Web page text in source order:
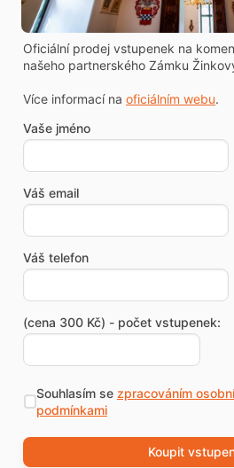
Oficiální prodej vstupenek na
našeho partnerského Zámku
Více informací na oficiálním webu.
Vaše jméno
Váš email
Váš telefon
(cena 300 Kč) - počet vstupenek:
Souhlasím se zpracováním
podmínkami
Koupit